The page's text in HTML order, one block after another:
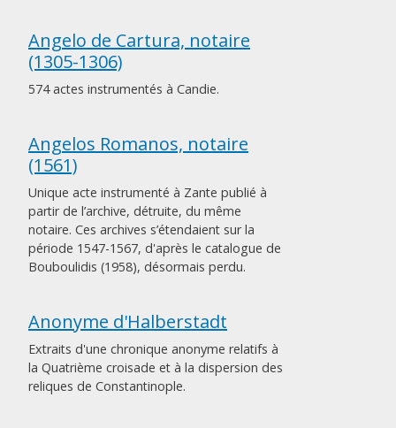
Angelo de Cartura, notaire
(1305-1306)
574 actes instrumentés à Candie.
Angelos Romanos, notaire
(1561)
Unique acte instrumenté à Zante publié à
partir de l’archive, détruite, du même
notaire. Ces archives s’étendaient sur la
période 1547-1567, d'après le catalogue de
Bouboulidis (1958), désormais perdu.
Anonyme d'Halberstadt
Extraits d'une chronique anonyme relatifs à
la Quatrième croisade et à la dispersion des
reliques de Constantinople.